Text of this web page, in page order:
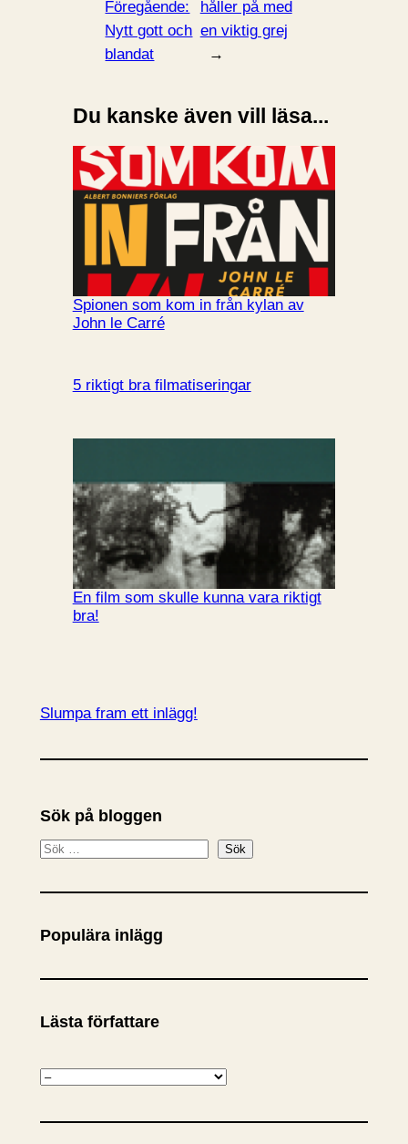
Föregående:
Nytt gott och
blandat
håller på med
en viktig grej
→
Du kanske även vill läsa...
Spionen som kom in från kylan av
John le Carré
5 riktigt bra filmatiseringar
En film som skulle kunna vara riktigt
bra!
Slumpa fram ett inlägg!
Sök på bloggen
S
k
Sök
Populära inlägg
Lästa författare
K
t